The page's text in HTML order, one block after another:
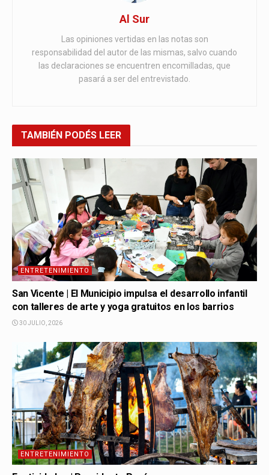
Al Sur
Las opiniones vertidas en las notas son
responsabilidad del autor de las mismas, salvo cuando
las declaraciones se encuentren encomilladas, que
pasará a ser del entrevistado.
TAMBIÉN PODÉS LEER
ENTRETENIMIENTO
San Vicente | El Municipio impulsa el desarrollo infantil
con talleres de arte y yoga gratuitos en los barrios
30 JULIO, 2026
ENTRETENIMIENTO